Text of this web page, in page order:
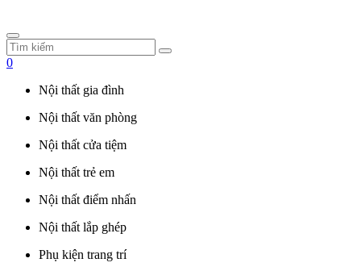
0
Nội thất gia đình
Nội thất văn phòng
Nội thất cửa tiệm
Nội thất trẻ em
Nội thất điểm nhấn
Nội thất lắp ghép
Phụ kiện trang trí